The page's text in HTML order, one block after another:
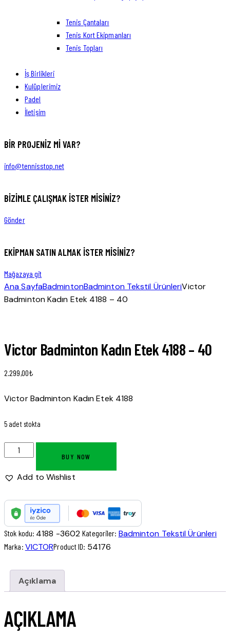
Tenis Çantaları
Tenis Kort Ekipmanları
Tenis Topları
İş Birlikleri
Kulüplerimiz
Padel
İletişim
BIR PROJENIZ MI VAR?
info@tennisstop.net
BIZIMLE ÇALIŞMAK İSTER MISINIZ?
Gönder
EKIPMAN SATIN ALMAK ISTER MISINIZ?
Mağazaya git
Ana SayfaBadmintonBadminton Tekstil ÜrünleriVictor
Badminton Kadın Etek 4188 – 40
Victor Badminton Kadın Etek 4188 – 40
2.299,00₺
Victor Badminton Kadın Etek 4188
5 adet stokta
BUY NOW
Add to Wishlist
Stok kodu: 4188 -3602 Kategoriler: Badminton Tekstil Ürünleri
Marka: VICTORProduct ID: 54176
Açıklama
AÇIKLAMA